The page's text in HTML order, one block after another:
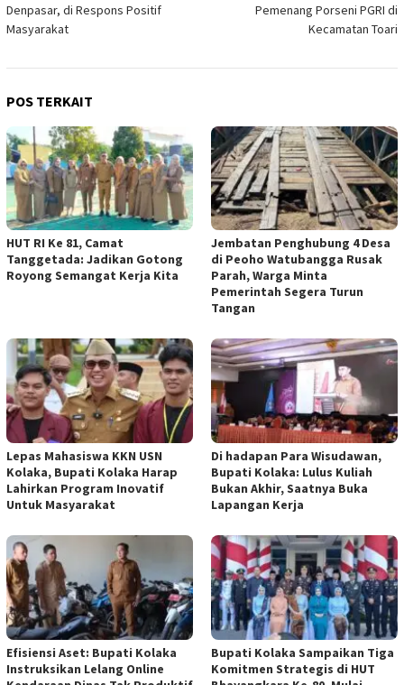
Denpasar, di Respons Positif
Masyarakat
Pemenang Porseni PGRI di
Kecamatan Toari
POS TERKAIT
HUT RI Ke 81, Camat
Tanggetada: Jadikan Gotong
Royong Semangat Kerja Kita
Jembatan Penghubung 4 Desa
di Peoho Watubangga Rusak
Parah, Warga Minta
Pemerintah Segera Turun
Tangan
Lepas Mahasiswa KKN USN
Kolaka, Bupati Kolaka Harap
Lahirkan Program Inovatif
Untuk Masyarakat
Di hadapan Para Wisudawan,
Bupati Kolaka: Lulus Kuliah
Bukan Akhir, Saatnya Buka
Lapangan Kerja
Efisiensi Aset: Bupati Kolaka
Instruksikan Lelang Online
Bupati Kolaka Sampaikan Tiga
Komitmen Strategis di HUT